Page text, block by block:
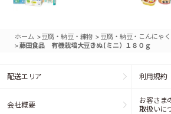
ホーム >豆腐・納豆・練物 > 豆腐・納豆・こんにゃく
>藤田食品 有機栽培大豆きぬ (ミニ）１８０ｇ
配送エリア 利用規約
会社概要
お客さま
取扱いに